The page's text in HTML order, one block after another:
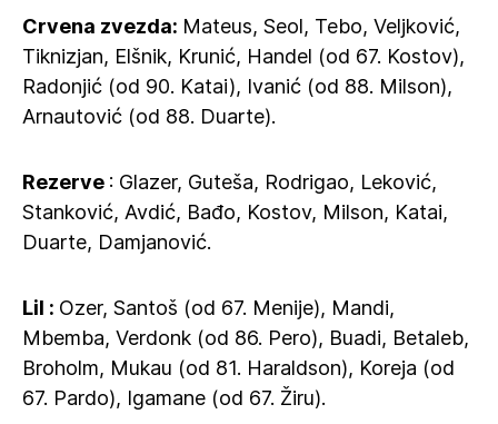
Crvena zvezda: Mateus, Seol, Tebo, Veljković,
Tiknizjan, Elšnik, Krunić, Handel (od 67. Kostov),
Radonjić (od 90. Katai), Ivanić (od 88. Milson),
Arnautović (od 88. Duarte).
Rezerve : Glazer, Guteša, Rodrigao, Leković,
Stanković, Avdić, Bađo, Kostov, Milson, Katai,
Duarte, Damjanović.
Lil : Ozer, Santoš (od 67. Menije), Mandi,
Mbemba, Verdonk (od 86. Pero), Buadi, Betaleb,
Broholm, Mukau (od 81. Haraldson), Koreja (od
67. Pardo), Igamane (od 67. Žiru).